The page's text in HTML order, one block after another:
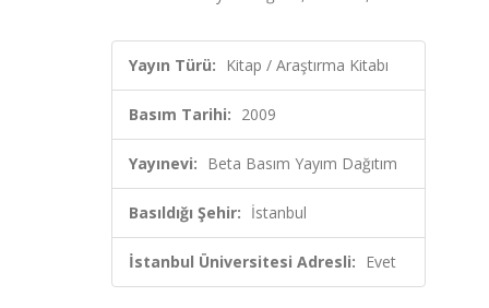
Yayın Türü: Kitap / Araştırma Kitabı
Basım Tarihi: 2009
Yayınevi: Beta Basım Yayım Dağıtım
Basıldığı Şehir: İstanbul
İstanbul Üniversitesi Adresli: Evet